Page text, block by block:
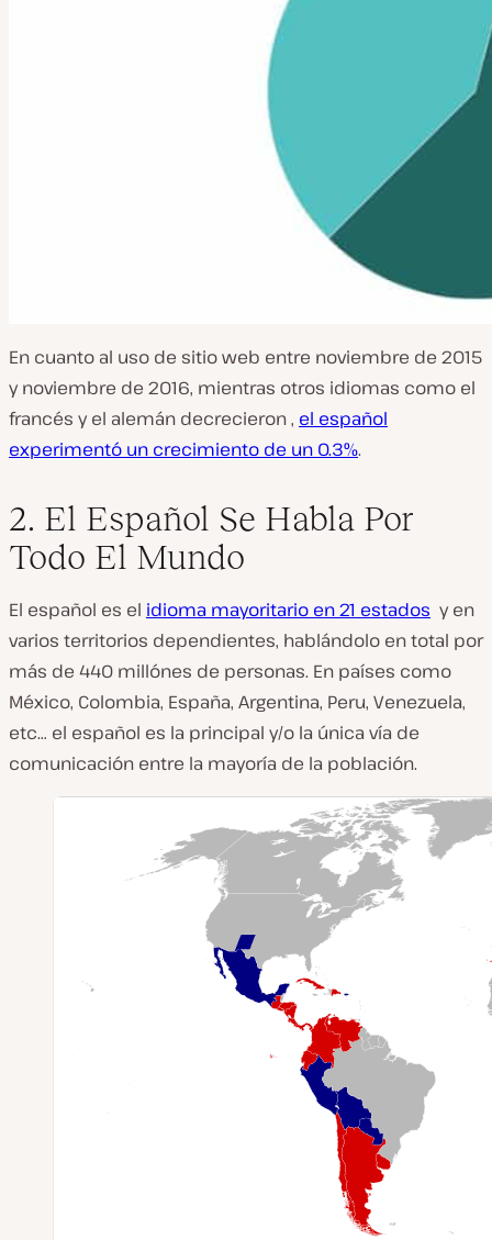
En cuanto al uso de sitio web entre noviembre de 2015
y noviembre de 2016, mientras otros idiomas como el
francés y el alemán decrecieron , el español
experimentó un crecimiento de un 0.3%.
2. El Español Se Habla Por
Todo El Mundo
El español es el idioma mayoritario en 21 estados y en
varios territorios dependientes, hablándolo en total por
más de 440 millónes de personas. En países como
México, Colombia, España, Argentina, Peru, Venezuela,
etc… el español es la principal y/o la única vía de
comunicación entre la mayoría de la población.